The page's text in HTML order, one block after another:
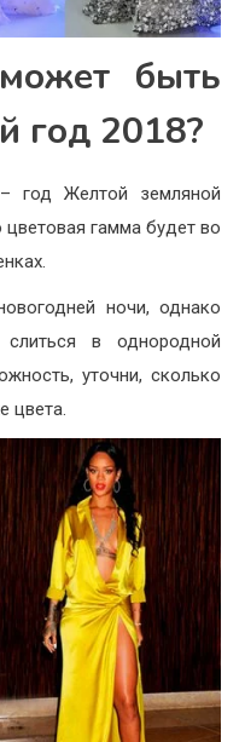
быть
год 2018?
год Желтой земляной
гамма будет во
ночи, однако
в однородной
уточни, сколько
цвета.